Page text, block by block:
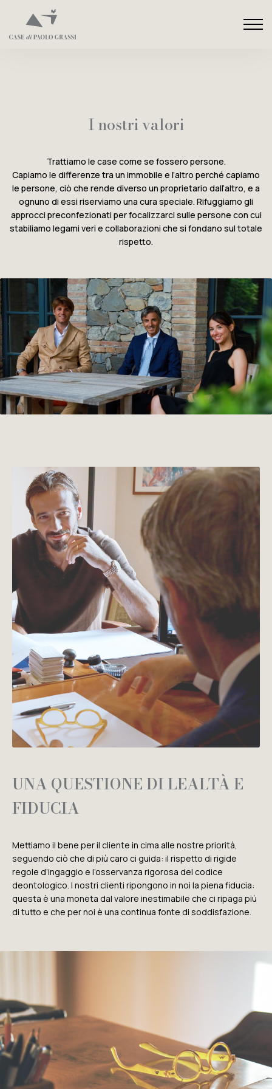
I nostri valori
Trattiamo le case come se fossero persone.
Capiamo le differenze tra un immobile e l’altro perché capiamo
le persone, ciò che rende diverso un proprietario dall’altro, e a
ognuno di essi riserviamo una cura speciale. Rifuggiamo gli
approcci preconfezionati per focalizzarci sulle persone con cui
stabiliamo legami veri e collaborazioni che si fondano sul totale
rispetto.
UNA QUESTIONE DI LEALTÀ E
FIDUCIA
Mettiamo il bene per il cliente in cima alle nostre priorità,
seguendo ciò che di più caro ci guida: il rispetto di rigide
regole d’ingaggio e l’osservanza rigorosa del codice
deontologico. I nostri clienti ripongono in noi la piena fiducia:
questa è una moneta dal valore inestimabile che ci ripaga più
di tutto e che per noi è una continua fonte di soddisfazione.